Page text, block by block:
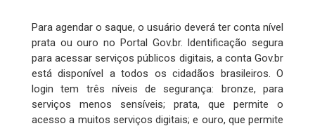
Para agendar o saque, o usuário deverá ter conta nível
prata ou ouro no Portal Gov.br. Identificação segura
para acessar serviços públicos digitais, a conta Gov.br
está disponível a todos os cidadãos brasileiros. O
login tem três níveis de segurança: bronze, para
serviços menos sensíveis; prata, que permite o
acesso a muitos serviços digitais; e ouro, que permite